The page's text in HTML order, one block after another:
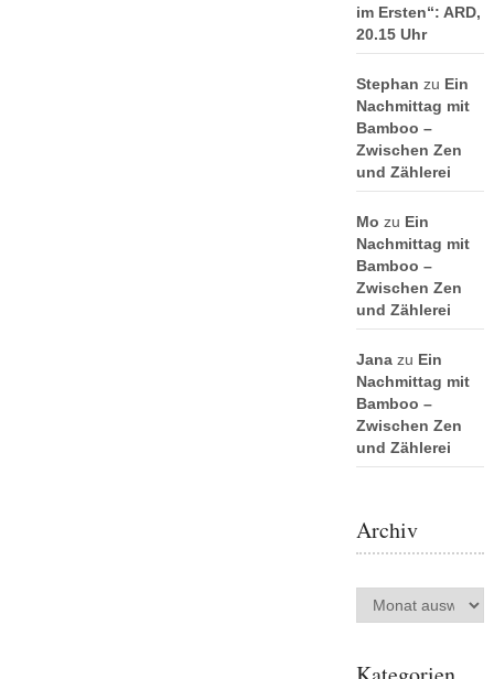
im Ersten“: ARD,
20.15 Uhr
Stephan zu Ein
Nachmittag mit
Bamboo –
Zwischen Zen
und Zählerei
Mo zu Ein
Nachmittag mit
Bamboo –
Zwischen Zen
und Zählerei
Janazu Ein
Nachmittag mit
Bamboo –
Zwischen Zen
und Zählerei
Archiv
Archiv